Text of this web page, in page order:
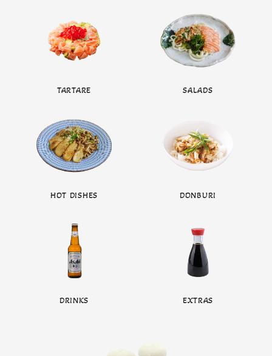
TARTARE SALADS
HOT DISHES DONBURI
DRINKS EXTRAS